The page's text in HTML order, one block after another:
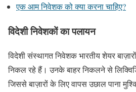
एक आम निवेशक को क्या करना चाहिए?
विदेशी निवेशकों का पलायन
विदेशी संस्थागत निवेशक भारतीय शेयर
निकल रहे हैं। उनके बाहर निकलने से
जिससे बाज़ारों के लिए वापस उछाल पाना